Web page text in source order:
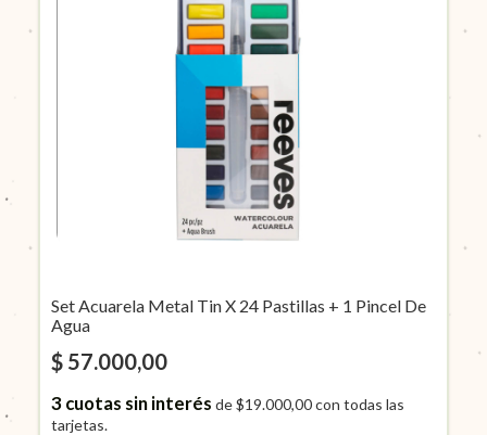
Set Acuarela Metal Tin X 24 Pastillas + 1 Pincel De
Agua
$ 57.000,00
3cuotas sin interés de$19.000,00con todas las
tarjetas.